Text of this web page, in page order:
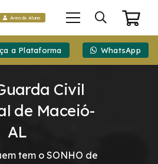
Área do Aluno
a Plataforma WhatsApp
Civil
de Maceió-
AL
tem o SONHO de